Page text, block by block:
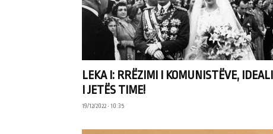
LEKA I: RRËZIMI I KOMUNISTËVE, IDEALI
I JETËS TIME!
19/12/2022 • 10:35